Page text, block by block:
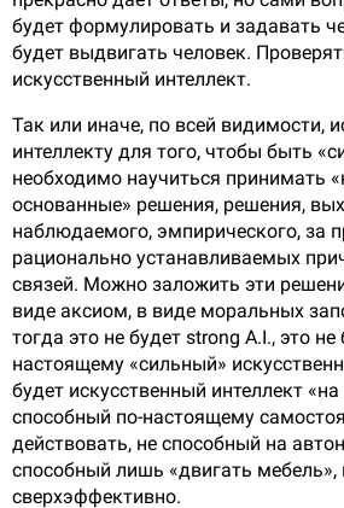
будет формулировать и задавать
будет выдвигать человек.
искусственный интеллект.
Так или иначе, по всей видимости,
интеллекту для того, чтобы быть
необходимо научиться принимать
основанные» решения, решения,
наблюдаемого, эмпирического, за
рационально устанавливаемых
связей. Можно заложить эти
виде аксиом, в виде моральных
тогда это не будет strong A.I., это не
настоящему «сильный»
будет искусственный интеллект
способный по-настоящему
действовать, не способный на
способный лишь «двигать мебель»,
сверхэффективно.